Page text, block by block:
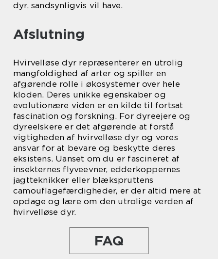
dyr, sandsynligvis vil have.
Afslutning
Hvirvelløse dyr repræsenterer en utrolig
mangfoldighed af arter og spiller en
afgørende rolle i økosystemer over hele
kloden. Deres unikke egenskaber og
evolutionære viden er en kilde til fortsat
fascination og forskning. For dyreejere og
dyreelskere er det afgørende at forstå
vigtigheden af hvirvelløse dyr og vores
ansvar for at bevare og beskytte deres
eksistens. Uanset om du er fascineret af
insekternes flyveevner, edderkoppernes
jagtteknikker eller blækspruttens
camouflagefærdigheder, er der altid mere at
opdage og lære om den utrolige verden af
hvirvelløse dyr.
FAQ